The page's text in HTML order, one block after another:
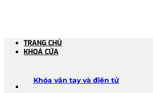
TRANG CHỦ
KHOÁ CỬA
Khóa vân tay và điện tử